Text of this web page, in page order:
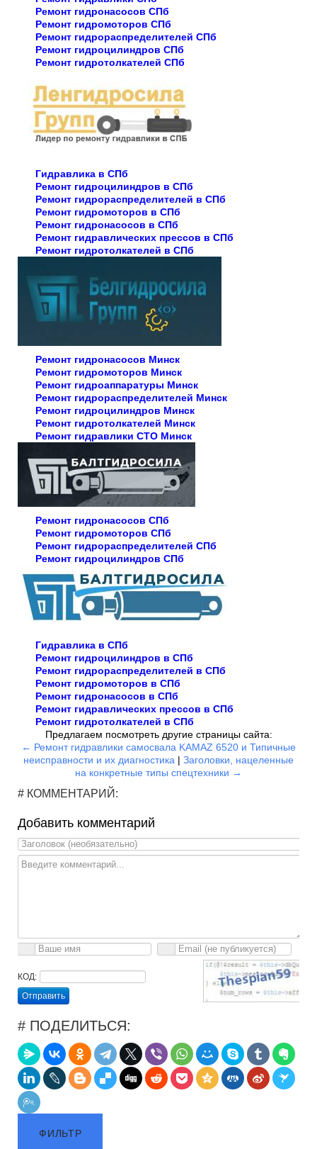
Ремонт гидронасосов СПб
Ремонт гидромоторов СПб
Ремонт гидрораспределителей СПб
Ремонт гидроцилиндров СПб
Ремонт гидротолкателей СПб
Гидравлика в СПб
Ремонт гидроцилиндров в СПб
Ремонт гидрораспределителей в СПб
Ремонт гидромоторов в СПб
Ремонт гидронасосов в СПб
Ремонт гидравлических прессов в СПб
Ремонт гидротолкателей в СПб
Ремонт гидронасосов Минск
Ремонт гидромоторов Минск
Ремонт гидроаппаратуры Минск
Ремонт гидрораспределителей Минск
Ремонт гидроцилиндров Минск
Ремонт гидротолкателей Минск
Ремонт гидравлики СТО Минск
Ремонт гидронасосов СПб
Ремонт гидромоторов СПб
Ремонт гидрораспределителей СПб
Ремонт гидроцилиндров СПб
Гидравлика в СПб
Ремонт гидроцилиндров в СПб
Ремонт гидрораспределителей в СПб
Ремонт гидромоторов в СПб
Ремонт гидронасосов в СПб
Ремонт гидравлических прессов в СПб
Ремонт гидротолкателей в СПб
Предлагаем посмотреть другие страницы сайта:
← Ремонт гидравлики самосвала KAMAZ 6520 и Типичные
неисправности и их диагностика | Заголовки, нацеленные
на конкретные типы спецтехники →
# КОММЕНТАРИЙ:
Добавить комментарий
КОД:
Отправить
# ПОДЕЛИТЬСЯ:
ФИЛЬТР